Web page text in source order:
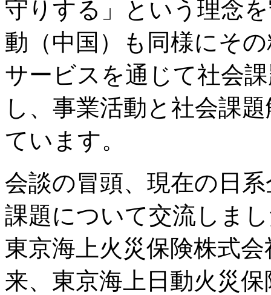
守りする」という理念
動（中国）も同様にそ
サービスを通じて社会
し、事業活動と社会課
ています。
会談の冒頭、現在の日
課題について交流しま
東京海上火災保険株式
来、東京海上日動火災